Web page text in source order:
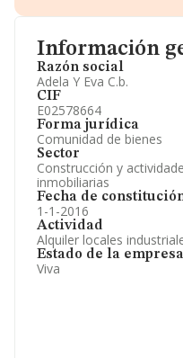
Información
Razón social
Adela Y Eva C.b.
CIF
E02578664
Forma jurídica
Comunidad de bienes
Sector
Construcción y
inmobiliarias
Fecha de
1-1-2016
Actividad
Alquiler locales
Estado de la empresa
Viva
Información oficial